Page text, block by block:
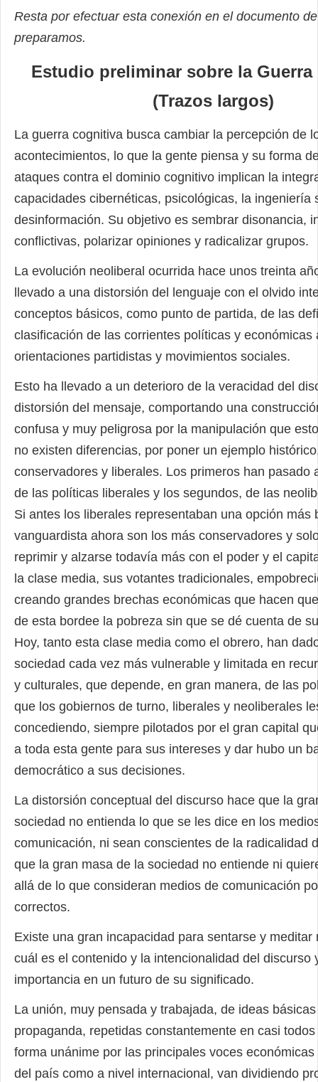
Resta por efectuar esta conexión en el documento
preparamos.
Estudio preliminar sobre la
(Trazos largos)
La guerra cognitiva busca cambiar la percepción de
acontecimientos, lo que la gente piensa y su forma
ataques contra el dominio cognitivo implican la
capacidades cibernéticas, psicológicas, la ingeniería
desinformación. Su objetivo es sembrar disonancia,
conflictivas, polarizar opiniones y radicalizar grupos.
La evolución neoliberal ocurrida hace unos treinta
llevado a una distorsión del lenguaje con el olvido
conceptos básicos, como punto de partida, de las
clasificación de las corrientes políticas y económicas
orientaciones partidistas y movimientos sociales.
Esto ha llevado a un deterioro de la veracidad del
distorsión del mensaje, comportando una
confusa y muy peligrosa por la manipulación que
no existen diferencias, por poner un ejemplo
conservadores y liberales. Los primeros han pasado
de las políticas liberales y los segundos, de las
Si antes los liberales representaban una opción más
vanguardista ahora son los más conservadores y
reprimir y alzarse todavía más con el poder y el
la clase media, sus votantes tradicionales,
creando grandes brechas económicas que hacen
de esta bordee la pobreza sin que se dé cuenta de
Hoy, tanto esta clase media como el obrero, han
sociedad cada vez más vulnerable y limitada en
y culturales, que depende, en gran manera, de las
que los gobiernos de turno, liberales y neoliberales
concediendo, siempre pilotados por el gran capital
a toda esta gente para sus intereses y dar hubo un
democrático a sus decisiones.
La distorsión conceptual del discurso hace que la
sociedad no entienda lo que se les dice en los
comunicación, ni sean conscientes de la radicalidad
que la gran masa de la sociedad no entiende ni
allá de lo que consideran medios de comunicación
correctos.
Existe una gran incapacidad para sentarse y meditar
cuál es el contenido y la intencionalidad del discurso
importancia en un futuro de su significado.
La unión, muy pensada y trabajada, de ideas
propaganda, repetidas constantemente en casi
forma unánime por las principales voces
del país como a nivel internacional, van dividiendo